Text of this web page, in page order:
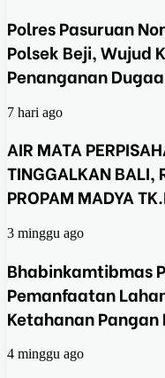
Polres Pasuruan
Polsek Beji, Wujud
Penanganan
7 hari ago
AIR MATA
TINGGALKAN BALI,
PROPAM MADYA
3 minggu ago
Bhabinkamtibmas
Pemanfaatan
Ketahanan Pangan
4 minggu ago